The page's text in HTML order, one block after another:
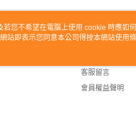
客服資訊
客服留言
會員權益聲明
您不希望在電腦上使用 cookie 時應如
站即表示您同意本公司得按本網站使用